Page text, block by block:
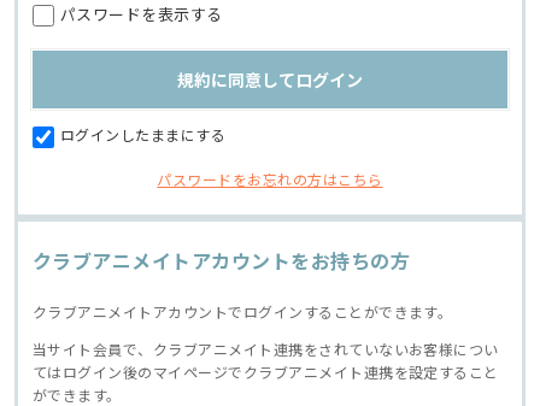
パスワードを表示する
ログインしたままにする
パスワードをお忘れの方はこちら
クラブアニメイトアカウントをお持ちの方
クラブアニメイトアカウントでログインすることができます。
当サイト会員で、クラブアニメイト連携をされていないお客様につい
てはログイン後のマイページでクラブアニメイト連携を設定すること
ができます。